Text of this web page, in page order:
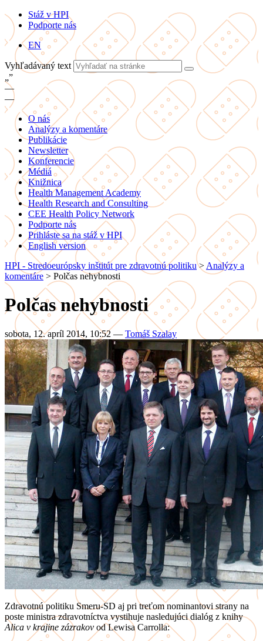
Stáž v HPI
Podporte nás
EN
Vyhľadávaný text
„”
—
—
O nás
Analýzy a komentáre
Publikácie
Newsletter
Konferencie
Médiá
Knižnica
Health Management Academy
Health Research and Consulting
CEE Health Policy Network
Podporte nás
Prihláste sa na stáž v HPI
English version
HPI - Stredoeurópsky inštitút pre zdravotnú politiku> Analýzy a
komentáre > Polčas nehybnosti
Polčas nehybnosti
sobota, 12. apríl 2014, 10:52 — Tomáš Szalay
Zdravotnú politiku Smeru-SD aj pri treťom nominantovi strany na
poste ministra zdravotníctva vystihuje nasledujúci dialóg z knihy
Alica v krajine zázrakov od Lewisa Carrolla: